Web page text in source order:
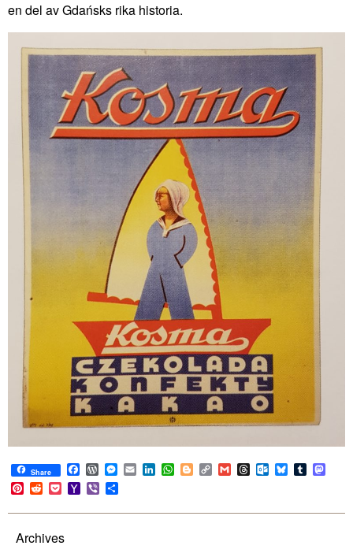
en del av Gdańsks rika historia.
Share Facebook
WordPress
Messenger
EmailLinkedIn
WhatsApp
BloggerCopy
Link
GmailThreadsOutlook.com
BlueskyTumblr
Pinterest
RedditPocketYahoo
Mail
Viber
Archives